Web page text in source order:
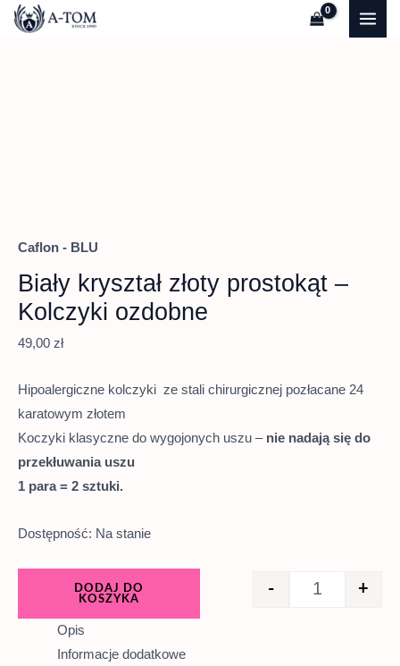
Przejdź
Caflon - BLU
Biały kryształ złoty prostokąt –
Kolczyki ozdobne
49,00 zł
Hipoalergiczne kolczyki ze stali chirurgicznej pozłacane 24
karatowym złotem
Koczyki klasyczne do wygojonych uszu – nie nadają się do
przekłuwania uszu
1 para = 2 sztuki.
Dostępność: Na stanie
Quantity
- +
DODAJ DO
KOSZYKA
Opis
Informacje dodatkowe